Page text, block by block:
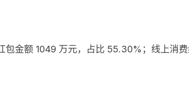
金额 1049 万元，占比 55.30%；线上消